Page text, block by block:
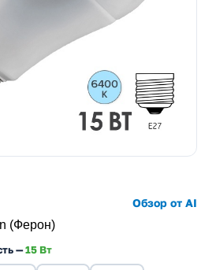
Обзор от AI
(Ферон)
—15 Вт